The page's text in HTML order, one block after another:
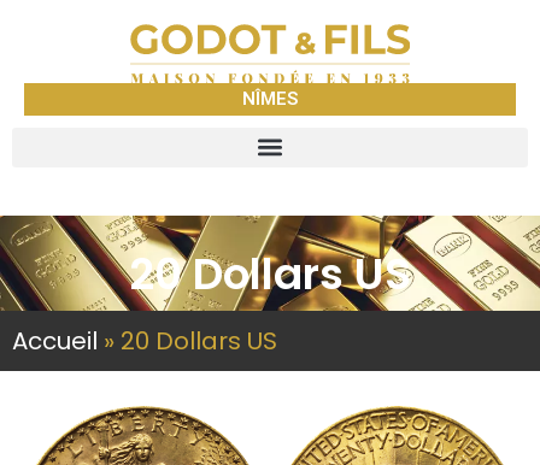
NÎMES
20 Dollars US
Accueil » 20 Dollars US